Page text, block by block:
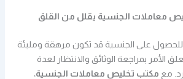
معاملات الجنسية يقلل من القلق
للحصول على الجنسية قد تكون مرهقة ومليئة
الأمر بمراجعة الوثائق والانتظار لعدة
مع مكتب تخليص معاملات الجنسية،